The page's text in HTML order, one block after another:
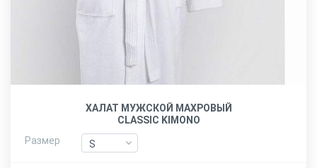
ХАЛАТ МУЖСКОЙ МАХРОВЫЙ
CLASSIC KIMONO
Размер
S
S